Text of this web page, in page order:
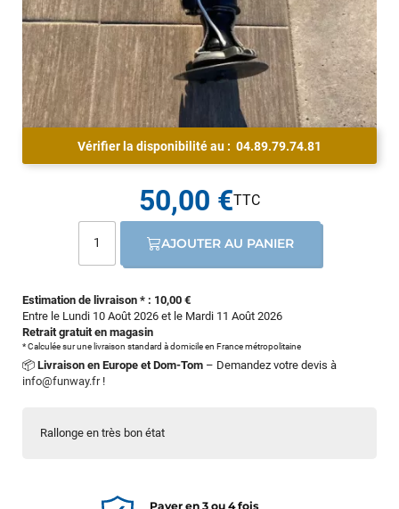
Rallonge en très bon état
Vérifier la disponibilité au : 04.89.79.74.81
Estimation de livraison * : 10,00 €
Entre le Lundi 10 Août 2026 et le Mardi 11 Août 2026
Retrait gratuit en magasin
* Calculée sur une livraison standard à domicile en France métropolitaine
📦 Livraison en Europe et Dom-Tom – Demandez votre devis à
info@funway.fr!
50,00 €
AJOUTER AU PANIER
Payer en 3 ou 4 fois